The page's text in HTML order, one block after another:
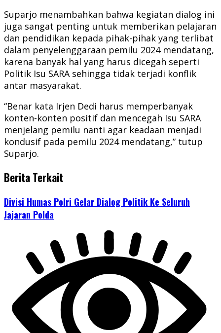
Suparjo menambahkan bahwa kegiatan dialog ini
juga sangat penting untuk memberikan pelajaran
dan pendidikan kepada pihak-pihak yang terlibat
dalam penyelenggaraan pemilu 2024 mendatang,
karena banyak hal yang harus dicegah seperti
Politik Isu SARA sehingga tidak terjadi konflik
antar masyarakat.
“Benar kata Irjen Dedi harus memperbanyak
konten-konten positif dan mencegah Isu SARA
menjelang pemilu nanti agar keadaan menjadi
kondusif pada pemilu 2024 mendatang,” tutup
Suparjo.
Berita Terkait
Divisi Humas Polri Gelar Dialog Politik Ke Seluruh
Jajaran Polda